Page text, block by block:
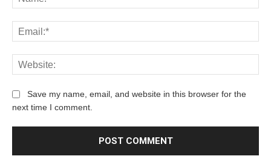
Save my name, email, and website in this browser for the
next time I comment.